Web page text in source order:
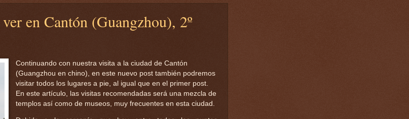
en Cantón (Guangzhou), 2º
Continuando con nuestra visita a la ciudad de Cantón
(Guangzhou en chino), en este nuevo post también podremos
visitar todos los lugares a pie, al igual que en el primer post.
En este artículo, las visitas recomendadas será una mezcla de
templos así como de museos, muy frecuentes en esta ciudad.